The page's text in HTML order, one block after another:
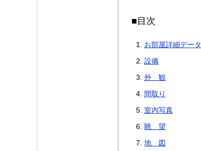
■目次
お部屋詳細データ
設備
外 観
間取り
室内写真
眺 望
地 図